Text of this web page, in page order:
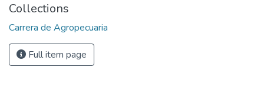
Collections
Carrera de Agropecuaria
Full item page